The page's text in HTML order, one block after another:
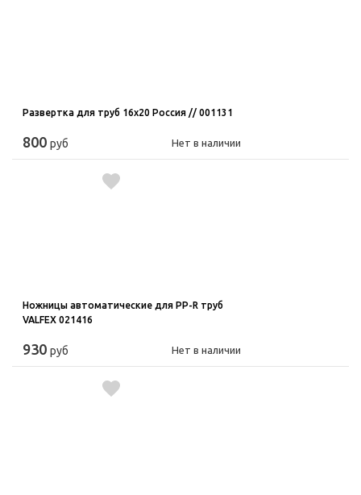
Развертка для труб 16x20 Россия // 001131
800 руб Нет в наличии
Ножницы автоматические для PP-R труб
VALFEX 021416
930 руб Нет в наличии